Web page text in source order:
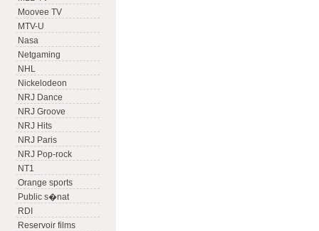
Moovee TV
MTV-U
Nasa
Netgaming
NHL
Nickelodeon
NRJ Dance
NRJ Groove
NRJ Hits
NRJ Paris
NRJ Pop-rock
NT1
Orange sports
Public s�nat
RDI
Reservoir films